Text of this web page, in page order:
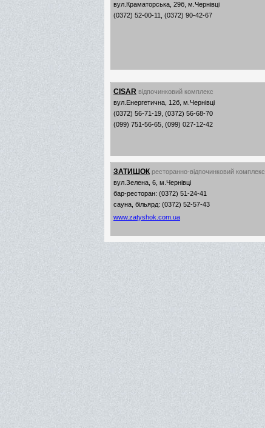
вул.Краматорська, 29б, м.Чернівці
(0372) 52-00-11, (0372) 90-42-67
CISAR відпочинковий комплекс
вул.Енергетична, 12б, м.Чернівці
(0372) 56-71-19, (0372) 56-68-70
(099) 751-56-65, (099) 027-12-42
ЗАТИШОК ресторанно-відпочинковий комплекс
вул.Зелена, 6, м.Чернівці
бар-ресторан: (0372) 51-24-41
сауна, більярд: (0372) 52-57-43
www.zatyshok.com.ua